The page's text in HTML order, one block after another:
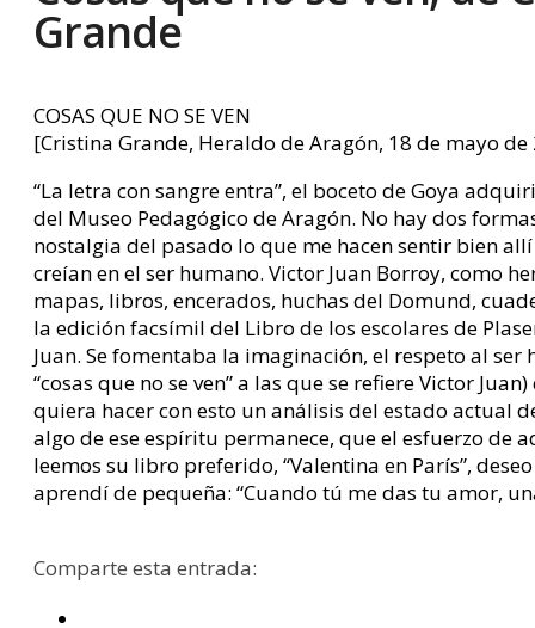
Grande
COSAS QUE NO SE VEN
[Cristina Grande, Heraldo de Aragón, 18 de mayo de
“La letra con sangre entra”, el boceto de Goya
del Museo Pedagógico de Aragón. No hay dos
nostalgia del pasado lo que me hacen sentir bien
creían en el ser humano. Victor Juan Borroy, como
mapas, libros, encerados, huchas del Domund,
la edición facsímil del Libro de los escolares de
Juan. Se fomentaba la imaginación, el respeto al
“cosas que no se ven” a las que se refiere Victor
quiera hacer con esto un análisis del estado actual
algo de ese espíritu permanece, que el esfuerzo de
leemos su libro preferido, “Valentina en París”,
aprendí de pequeña: “Cuando tú me das tu amor,
Comparte esta entrada: